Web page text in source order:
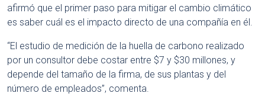
afirmó que el primer paso para mitigar el cambio climático
es saber cuál es el impacto directo de una compañía en él.
“El estudio de medición de la huella de carbono realizado
por un consultor debe costar entre $7 y $30 millones, y
depende del tamaño de la firma, de sus plantas y del
número de empleados”, comenta.